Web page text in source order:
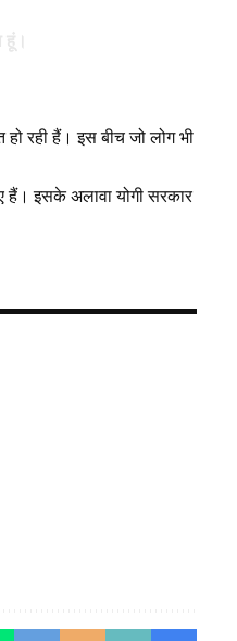
रही हैं। इस बीच जो लोग भी
हैं। इसके अलावा योगी सरकार